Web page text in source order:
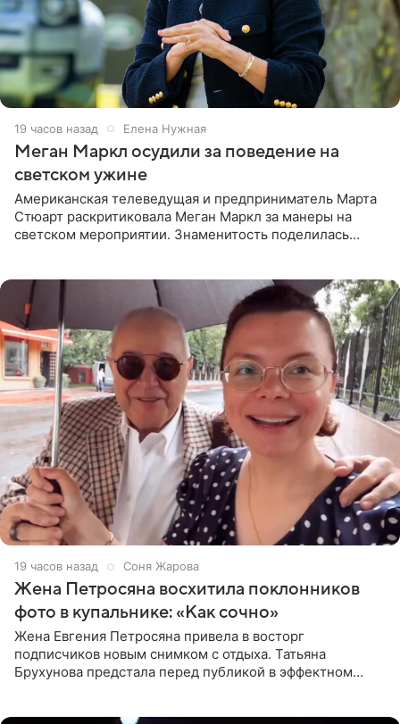
19 часов назад Елена Нужная
Меган Маркл осудили за поведение на
светском ужине
Американская телеведущая и предприниматель Марта
Стюарт раскритиковала Меган Маркл за манеры на
светском мероприятии. Знаменитость поделилась
19 часов назад Соня Жарова
Жена Петросяна восхитила поклонников
фото в купальнике: «Как сочно»
Жена Евгения Петросяна привела в восторг
подписчиков новым снимком с отдыха. Татьяна
Брухунова предстала перед публикой в эффектном